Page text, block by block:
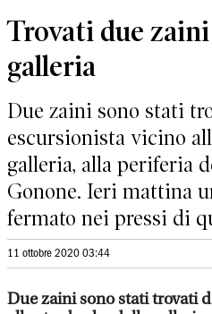
Trovati due
galleria
Due zaini sono stati
escursionista vicino
galleria, alla periferia
Gonone. Ieri mattina
fermato nei pressi di
11 ottobre 2020 03:44
Due zaini sono stati trovati